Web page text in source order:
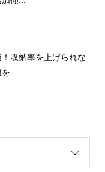
収納率を上げられな